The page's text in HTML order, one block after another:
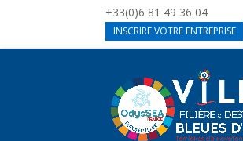
+33(0)6 81 49 36 04
INSCRIRE VOTRE ENTREPRISE